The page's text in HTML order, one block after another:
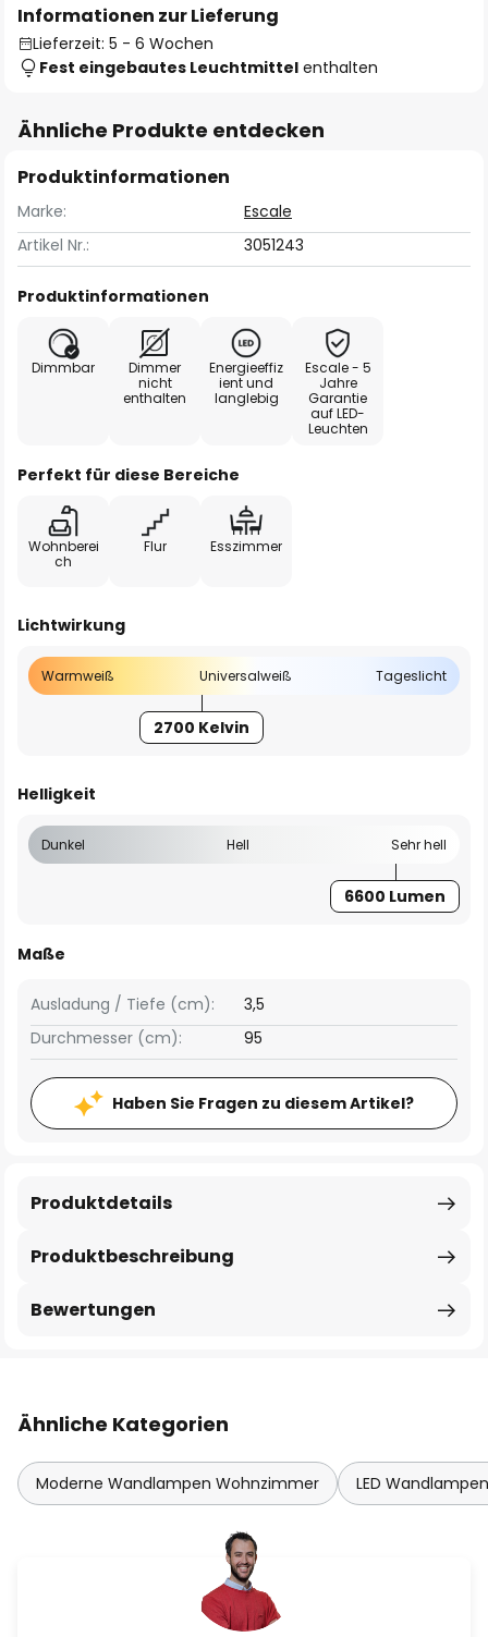
Informationen zur Lieferung
Lieferzeit: 5 - 6 Wochen
Fest eingebautes Leuchtmittel enthalten
Ähnliche Produkte entdecken
Produktinformationen
Marke:
Escale
Artikel Nr.:
3051243
Produktinformationen
Dimmbar
Dimmer
nicht
enthalten
Energieeffiz
ient und
langlebig
Escale - 5
Jahre
Garantie
auf LED-
Leuchten
Perfekt für diese Bereiche
Wohnberei
ch
Flur Esszimmer
Lichtwirkung
Warmweiß Universalweiß Tageslicht
2700 Kelvin
Helligkeit
Dunkel Hell Sehr hell
6600 Lumen
Maße
Ausladung / Tiefe (cm):
3,5
Durchmesser (cm):
95
Haben Sie Fragen zu diesem Artikel?
Produktbeschreibung
Produktdetails
Bewertungen
Ähnliche Kategorien
Moderne Wandlampen Wohnzimmer LED